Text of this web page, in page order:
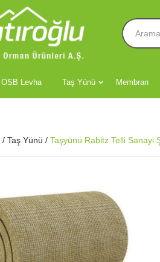
OSB Levha Taş Yünü Membran
/ Taş Yünü / Taşyünü Rabitz Telli Sanayi